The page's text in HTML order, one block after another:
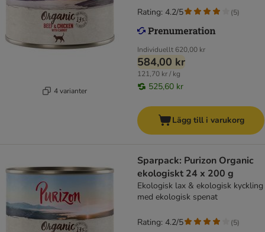
4 varianter
Individuellt 620,00 kr
584,00 kr
121,70 kr / kg
525,60 kr
Rating: 4.2/5 (5)
Lägg till i varukorg
Sparpack: Purizon Organic
ekologiskt 24 x 200 g
Ekologisk lax & ekologisk kyckling
med ekologisk spenat
Rating: 4.2/5 (5)